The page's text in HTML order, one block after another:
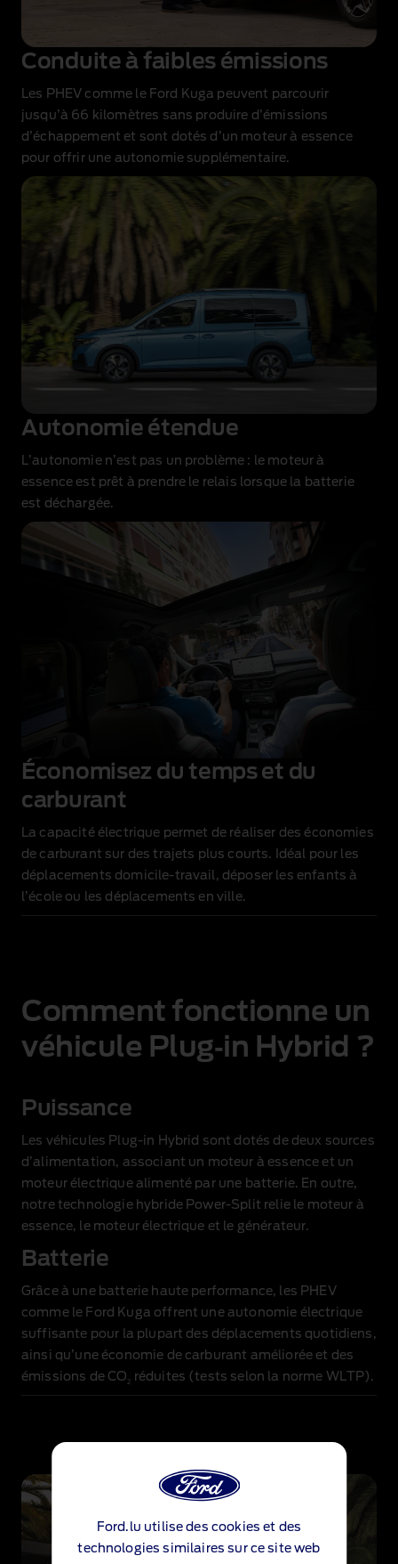
Ford.lu utilise des cookies et des
technologies similaires sur ce site web
Conduite à faibles émissions
Les PHEV comme le Ford Kuga peuvent parcourir
jusqu’à 66 kilomètres sans produire d’émissions
d’échappement et sont dotés d’un moteur à essence
pour offrir une autonomie supplémentaire.
Autonomie étendue
L’autonomie n’est pas un problème : le moteur à
essence est prêt à prendre le relais lorsque la batterie
est déchargée.
Économisez du temps et du
carburant
La capacité électrique permet de réaliser des économies
de carburant sur des trajets plus courts. Idéal pour les
déplacements domicile‑travail, déposer les enfants à
l’école ou les déplacements en ville.
Comment fonctionne un
véhicule Plug‑in Hybrid ?
Puissance
Les véhicules Plug‑in Hybrid sont dotés de deux sources
d’alimentation, associant un moteur à essence et un
moteur électrique alimenté par une batterie. En outre,
notre technologie hybride Power‑Split relie le moteur à
essence, le moteur électrique et le générateur.
Batterie
Grâce à une batterie haute performance, les PHEV
comme le Ford Kuga offrent une autonomie électrique
suffisante pour la plupart des déplacements quotidiens,
ainsi qu’une économie de carburant améliorée et des
émissions de CO 2 réduites (tests selon la norme WLTP).